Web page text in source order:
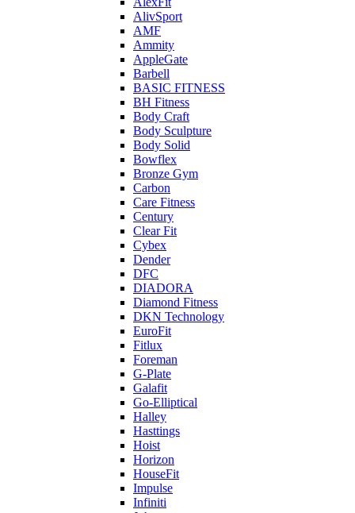
AlivSport
AMF
Ammity
AppleGate
Barbell
BASIC FITNESS
BH Fitness
Body Craft
Body Sculpture
Body Solid
Bowflex
Bronze Gym
Carbon
Care Fitness
Century
Clear Fit
Cybex
Dender
DFC
DIADORA
Diamond Fitness
DKN Technology
EuroFit
Fitlux
Foreman
G-Plate
Galafit
Go-Elliptical
Halley
Hasttings
Hoist
Horizon
HouseFit
Impulse
Infiniti